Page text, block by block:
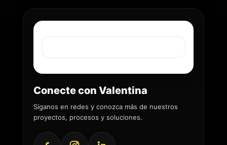
Conecte con Valentina
Síganos en redes y conozca más de nuestros
proyectos, procesos y soluciones.